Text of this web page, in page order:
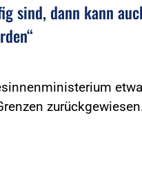
sind, dann kann
etwa